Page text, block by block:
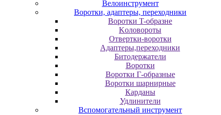
Велоинструмент
Воротки, адаптеры, переходники
Bopoтки T-oбpaзне
Koлoвopoты
Oтвepтки-вopoтки
Адаптеры,переходники
Битодержатели
Воротки
Воротки Г-образные
Воротки шарнирные
Карданы
Удлинители
Вспомогательный инструмент